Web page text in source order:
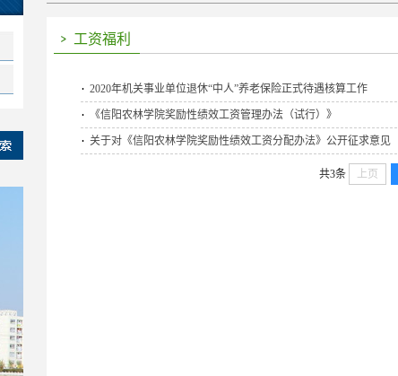
工资福利
2020年机关事业单位退休“中人”养老保险正式待遇核算工作
《信阳农林学院奖励性绩效工资管理办法（试行）》
关于对《信阳农林学院奖励性绩效工资分配办法》公开征求意见
共3条 上页